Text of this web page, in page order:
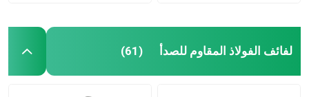
لفائف الفولاذ المقاوم للصدأ (61)